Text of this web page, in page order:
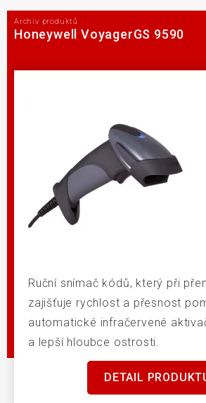
Archiv produktů
Honeywell VoyagerGS 9590
Ruční snímač kódů, který při
zajišťuje rychlost a přesnost
automatické infračervené
a lepší hloubce ostrosti.
DETAIL